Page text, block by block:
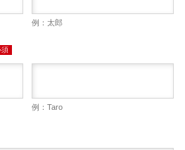
例：太郎
須
例：Taro